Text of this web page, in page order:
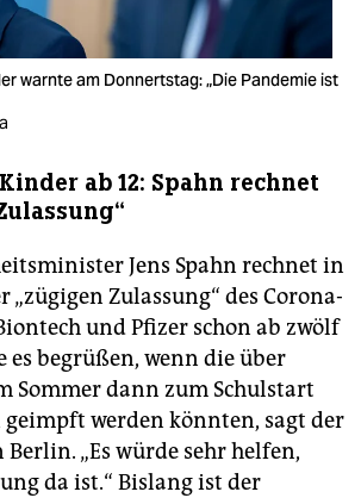
warnte am Donnertstag: „Die Pandemie ist
ab 12: Spahn rechnet
Jens Spahn rechnet in
Zulassung“ des Corona-
und Pfizer schon ab zwölf
es begrüßen, wenn die über
Sommer dann zum Schulstart
geimpft werden könnten, sagt der
„Es würde sehr helfen,
da ist.“ Bislang ist der